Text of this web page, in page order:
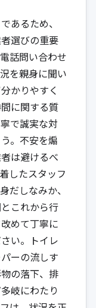
あるため、
選びの重要
話問い合わせ
を親身に聞い
かりやすく
に関する質
で誠実な対
。不安を煽
は避けるべ
したスタッフ
だしなみか、
これから行
めて丁寧に
い。トイレ
ーの流しす
の落下、排
岐にわたり